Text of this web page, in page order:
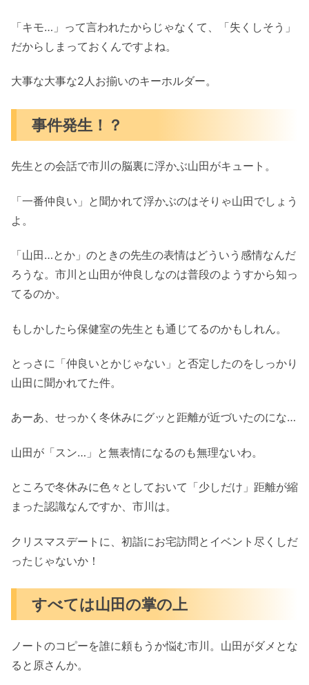
「キモ…」って言われたからじゃなくて、「失くしそう」
だからしまっておくんですよね。
大事な大事な2人お揃いのキーホルダー。
事件発生！？
先生との会話で市川の脳裏に浮かぶ山田がキュート。
「一番仲良い」と聞かれて浮かぶのはそりゃ山田でしょう
よ。
「山田…とか」のときの先生の表情はどういう感情なんだ
ろうな。市川と山田が仲良しなのは普段のようすから知っ
てるのか。
もしかしたら保健室の先生とも通じてるのかもしれん。
とっさに「仲良いとかじゃない」と否定したのをしっかり
山田に聞かれてた件。
あーあ、せっかく冬休みにグッと距離が近づいたのにな…
山田が「スン…」と無表情になるのも無理ないわ。
ところで冬休みに色々としておいて「少しだけ」距離が縮
まった認識なんですか、市川は。
クリスマスデートに、初詣にお宅訪問とイベント尽くしだ
ったじゃないか！
すべては山田の掌の上
ノートのコピーを誰に頼もうか悩む市川。山田がダメとな
ると原さんか。